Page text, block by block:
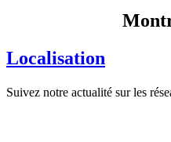
Localisation
Suivez notre actualité sur les